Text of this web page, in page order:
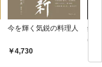
今を輝く気鋭の料理人
4,730
銀
出